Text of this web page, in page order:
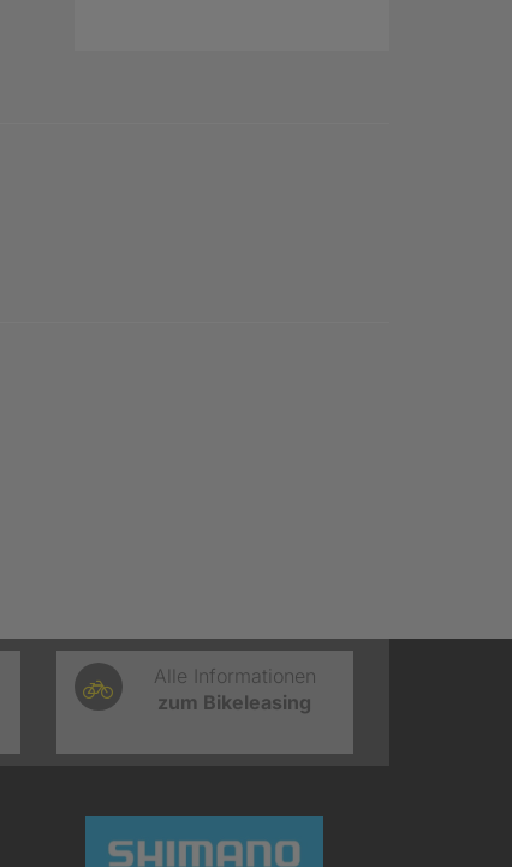
Alle Informationen
zum Bikeleasing